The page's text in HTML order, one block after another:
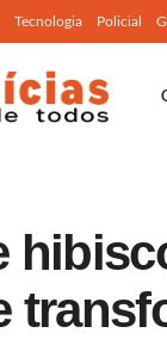
Tecnologia Policial